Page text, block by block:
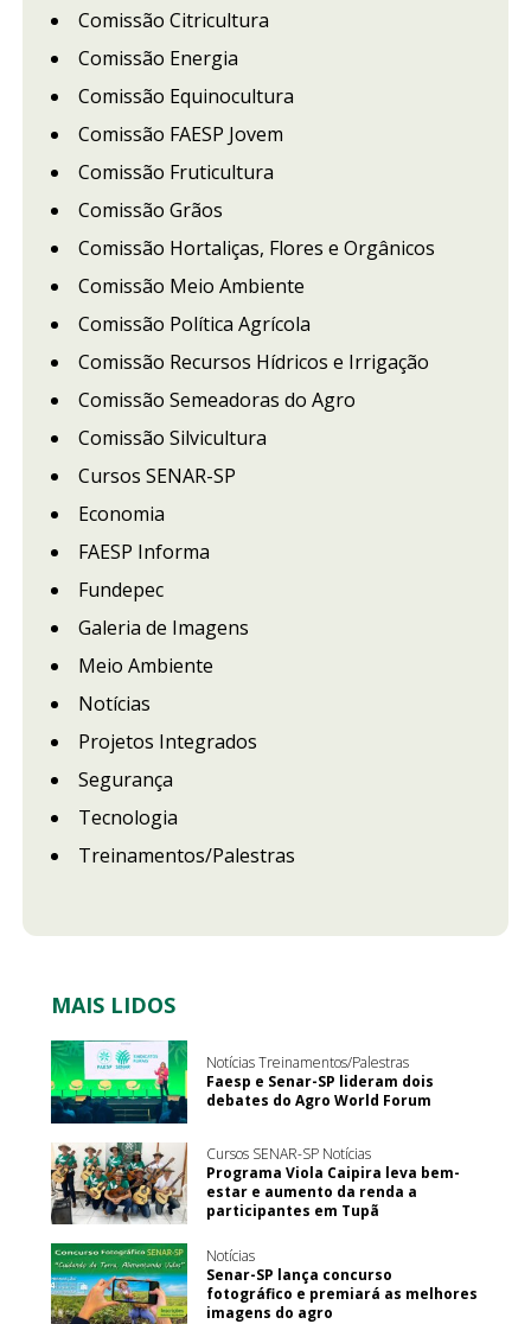
Comissão Citricultura
Comissão Energia
Comissão Equinocultura
Comissão FAESP Jovem
Comissão Fruticultura
Comissão Grãos
Comissão Hortaliças, Flores e Orgânicos
Comissão Meio Ambiente
Comissão Política Agrícola
Comissão Recursos Hídricos e Irrigação
Comissão Semeadoras do Agro
Comissão Silvicultura
Cursos SENAR-SP
Economia
FAESP Informa
Fundepec
Galeria de Imagens
Meio Ambiente
Notícias
Projetos Integrados
Segurança
Tecnologia
Treinamentos/Palestras
MAIS LIDOS
Notícias Treinamentos/Palestras
Faesp e Senar-SP lideram dois
debates do Agro World Forum
Cursos SENAR-SP Notícias
Programa Viola Caipira leva bem-
estar e aumento da renda a
participantes em Tupã
Notícias
Senar-SP lança concurso
fotográfico e premiará as melhores
imagens do agro